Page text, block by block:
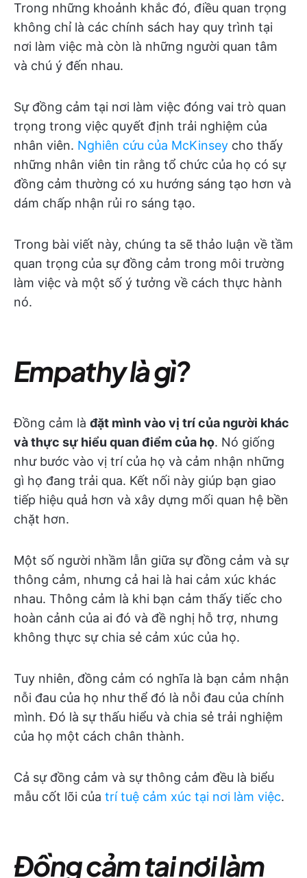
Trong những khoảnh khắc đó, điều quan trọng
không chỉ là các chính sách hay quy trình tại
nơi làm việc mà còn là những người quan tâm
và chú ý đến nhau.
Sự đồng cảm tại nơi làm việc đóng vai trò quan
trọng trong việc quyết định trải nghiệm của
nhân viên. Nghiên cứu của McKinsey cho thấy
những nhân viên tin rằng tổ chức của họ có sự
đồng cảm thường có xu hướng sáng tạo hơn và
dám chấp nhận rủi ro sáng tạo.
Trong bài viết này, chúng ta sẽ thảo luận về tầm
quan trọng của sự đồng cảm trong môi trường
làm việc và một số ý tưởng về cách thực hành
nó.
Empathy là gì?
Đồng cảm là đặt mình vào vị trí của người khác
và thực sự hiểu quan điểm của họ. Nó giống
như bước vào vị trí của họ và cảm nhận những
gì họ đang trải qua. Kết nối này giúp bạn giao
tiếp hiệu quả hơn và xây dựng mối quan hệ bền
chặt hơn.
Một số người nhầm lẫn giữa sự đồng cảm và sự
thông cảm, nhưng cả hai là hai cảm xúc khác
nhau. Thông cảm là khi bạn cảm thấy tiếc cho
hoàn cảnh của ai đó và đề nghị hỗ trợ, nhưng
không thực sự chia sẻ cảm xúc của họ.
Tuy nhiên, đồng cảm có nghĩa là bạn cảm nhận
nỗi đau của họ như thể đó là nỗi đau của chính
mình. Đó là sự thấu hiểu và chia sẻ trải nghiệm
của họ một cách chân thành.
Cả sự đồng cảm và sự thông cảm đều là biểu
mẫu cốt lõi của trí tuệ cảm xúc tại nơi làm việc.
Đồng cảm tại nơi làm